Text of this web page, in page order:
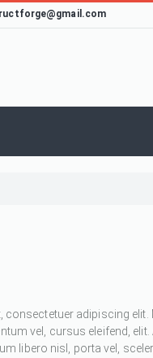
adipiscing elit.
vel, cursus eleifend,
libero nisl, porta vel,